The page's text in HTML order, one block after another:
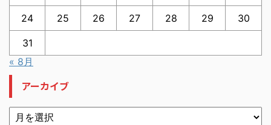
24 25 26 27 28 29 30
31
« 8月
アーカイブ